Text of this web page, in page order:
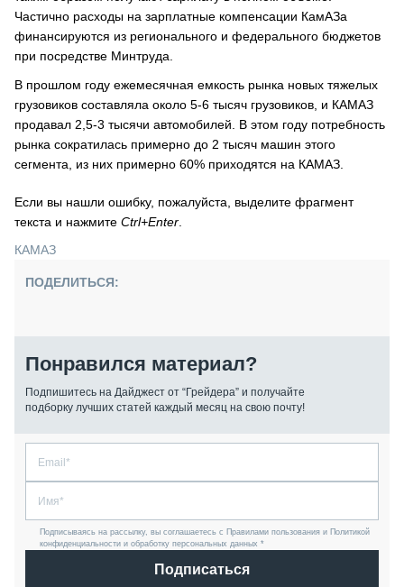
Частично расходы на зарплатные компенсации КамАЗа
финансируются из регионального и федерального бюджетов
при посредстве Минтруда.
В прошлом году ежемесячная емкость рынка новых тяжелых
грузовиков составляла около 5-6 тысяч грузовиков, и КАМАЗ
продавал 2,5-3 тысячи автомобилей. В этом году потребность
рынка сократилась примерно до 2 тысяч машин этого
сегмента, из них примерно 60% приходятся на КАМАЗ.
Если вы нашли ошибку, пожалуйста, выделите фрагмент
текста и нажмите Ctrl+Enter
КАМАЗ
ПОДЕЛИТЬСЯ:
Понравился материал?
Подпишитесь на Дайджест от “Грейдера” и получайте
подборку лучших статей каждый месяц на свою почту!
Подписываясь на рассылку, вы соглашаетесь с Правилами пользования и Политикой
конфиденциальности и обработку персональных данных *
Подписаться